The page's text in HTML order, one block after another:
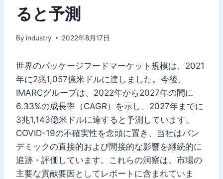
ると予測
By industry 2022年8月17日
世界のパッケージフードマーケット規模は、2021
年に2兆1,057億米ドルに達しました。今後、
IMARCグループは、2022年から2027年の間に
6.33%の成長率（CAGR）を示し、2027年までに
3兆1,143億米ドルに達すると予測しています。
COVID-19の不確実性を念頭に置き、当社はパン
デミックの直接的および間接的な影響を継続的に
追跡・評価しています。これらの洞察は、市場の
主要な貢献要因としてレポートに含まれていま